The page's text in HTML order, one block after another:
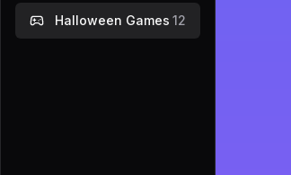
Halloween Games 12